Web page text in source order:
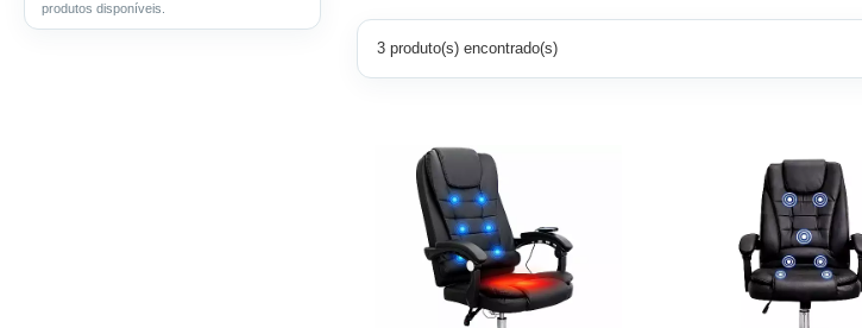
produtos disponíveis.
3 produto(s) encontrado(s)